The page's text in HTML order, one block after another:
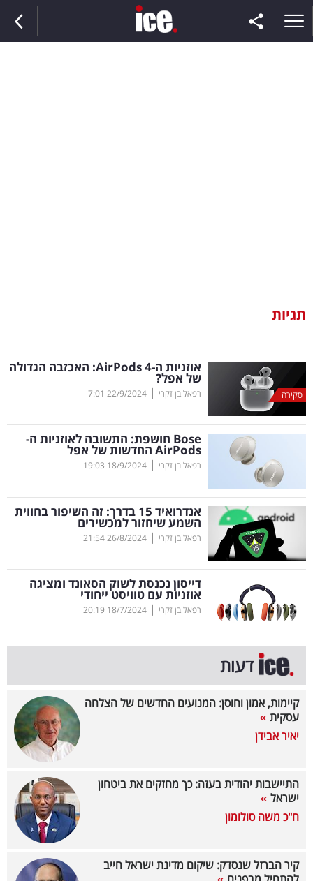
וצרכנות
דיגיטל
וטק
שיווק
משפט
מדדים
ומחקרים
דעות
רכילות
עסקית
קריפטו
ויראלי
טלוויזיה
קריירה
מינויים
תגיות
סקירה
אוזניות ה- AirPods4: האכזבה הגדולה
של אפל?
רפאל בן זקרי |
22/9/2024
7:01
Bose חושפת: התשובה לאוזניות ה-
AirPods החדשות של אפל
רפאל בן זקרי |
18/9/2024
19:03
אנדרואיד 15 בדרך: זה השיפור בחווית
השמע שיחזור למכשירים
רפאל בן זקרי |
26/8/2024
21:54
דייסון נכנסת לשוק הסאונד ומציגה
אוזניות עם טוויסט ייחודי
רפאל בן זקרי |
18/7/2024
20:19
דעות
קיימות, אמון וחוסן: המנועים החדשים של הצלחה
עסקית
יאיר אבידן
התיישבות יהודית בעזה: כך מחזקים את ביטחון
ישראל
ח"כ משה סולומון
קיר הברזל שנסדק: שיקום מדינת ישראל חייב